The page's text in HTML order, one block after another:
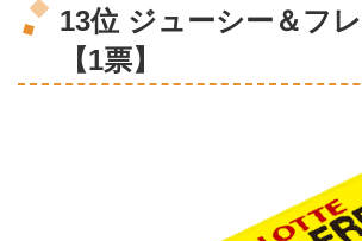
13位 ジューシー＆フ
【1票】